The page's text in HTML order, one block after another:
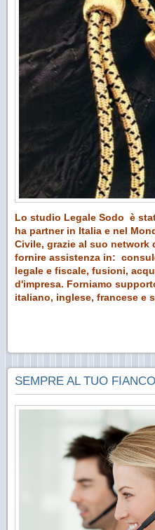
Lo studio Legale Sodo è
ha partner in Italia e nel
Civile, grazie al suo
fornire assistenza in:
legale e fiscale, fusioni,
d'impresa. Forniamo
italiano, inglese, francese e
SEMPRE AL TUO FIANCO